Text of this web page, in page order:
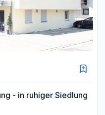
- in ruhiger Siedlung